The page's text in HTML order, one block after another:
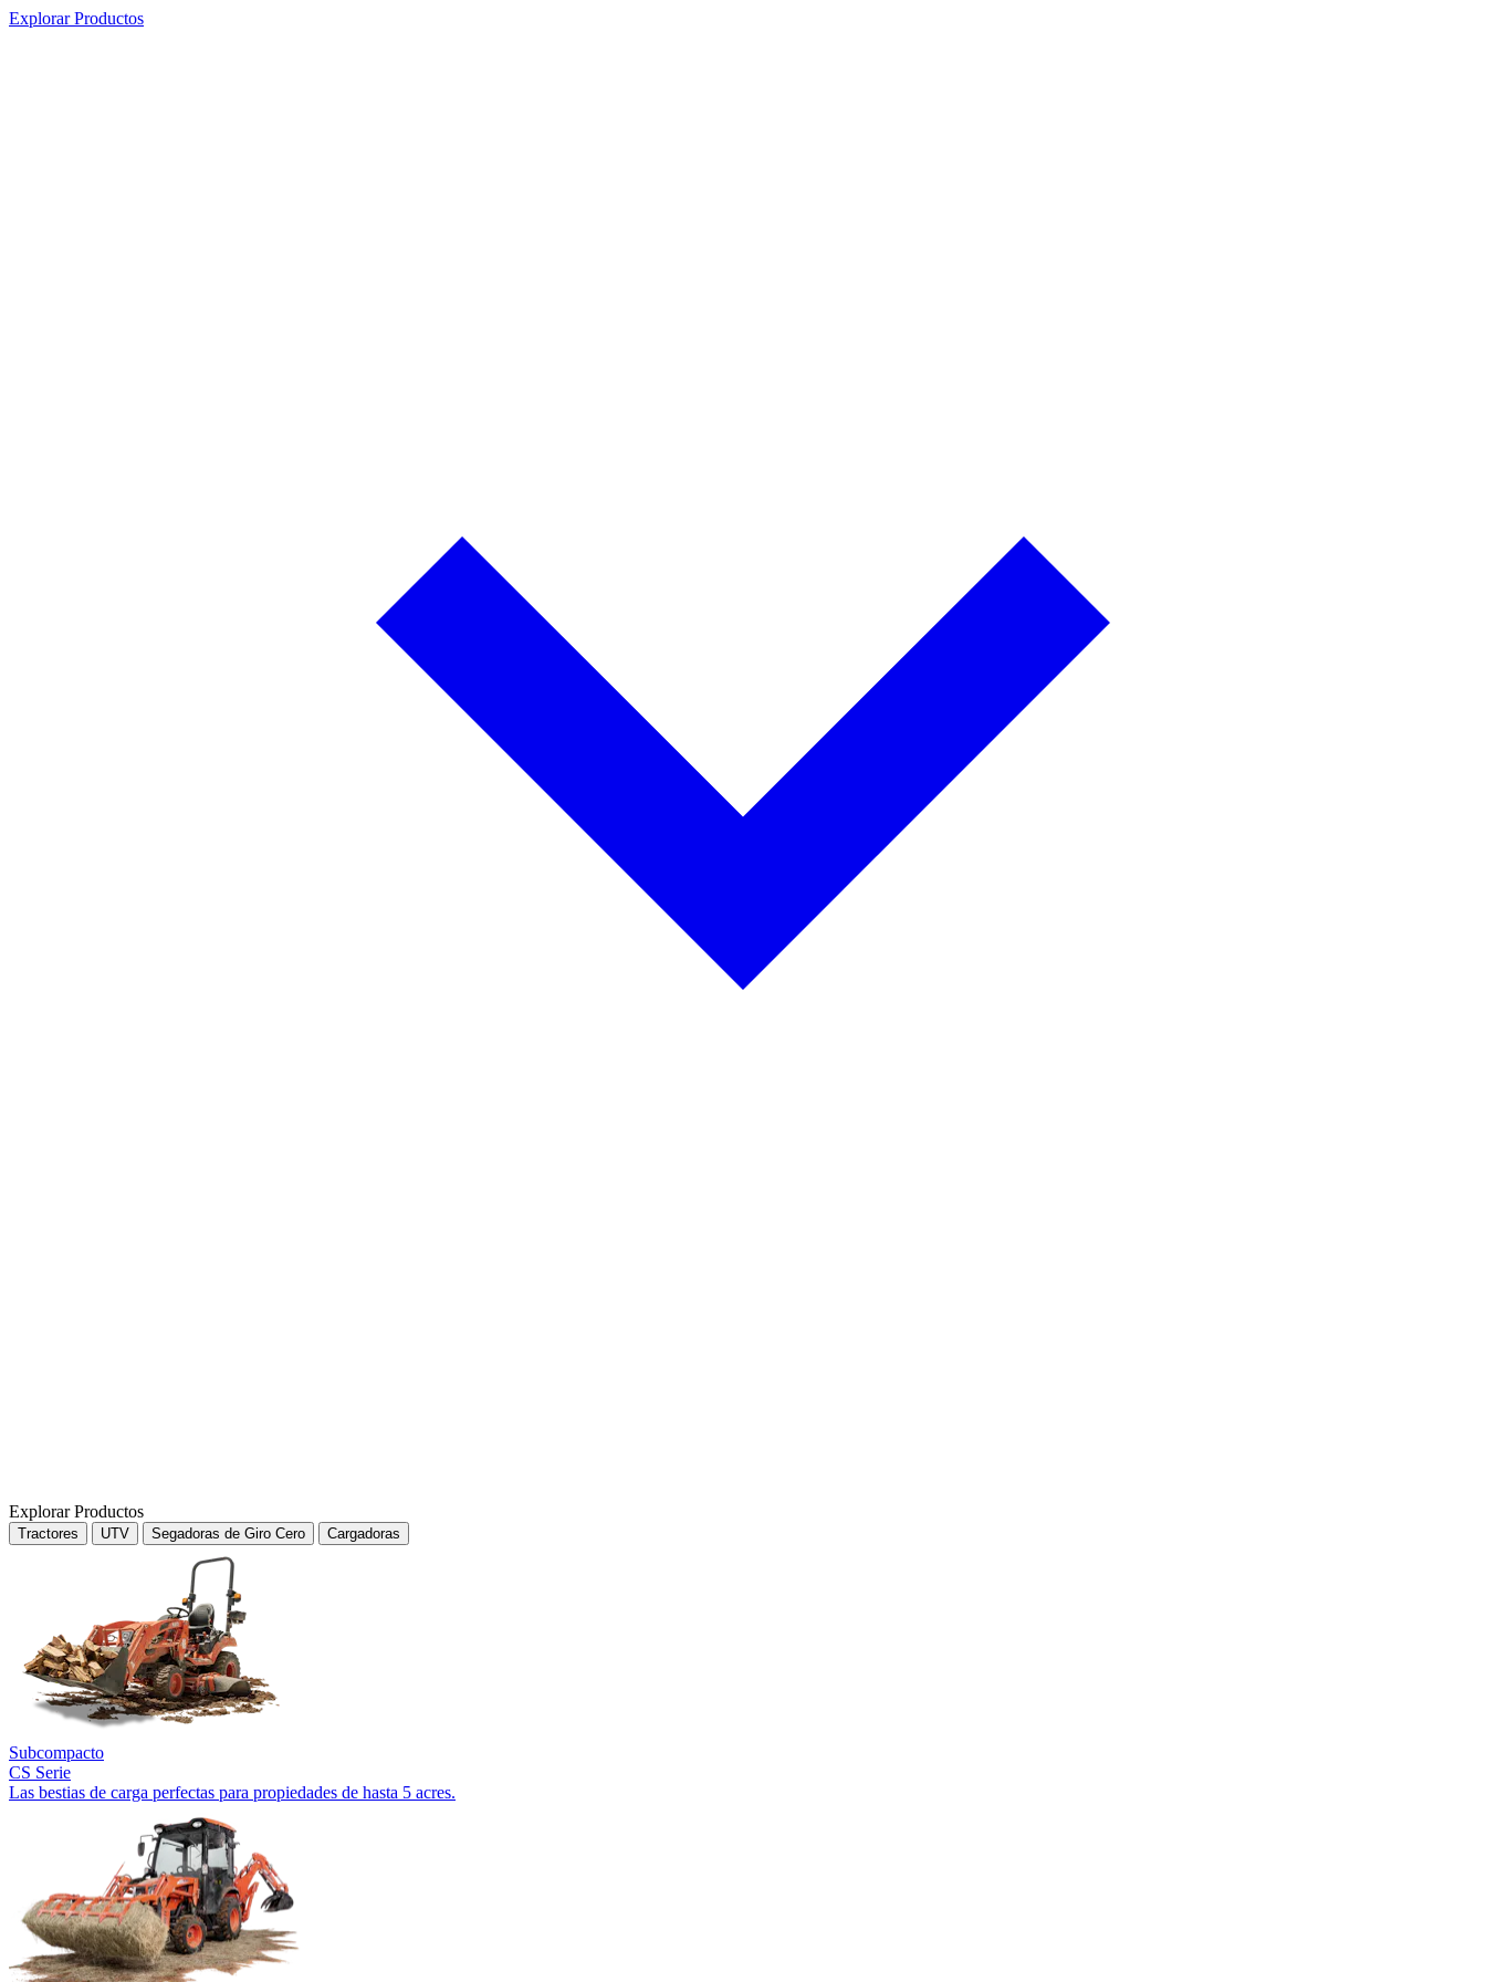
Explorar Productos
Explorar Productos
Tractores UTV Segadoras de Giro Cero Cargadoras
Subcompacto
CS Serie
Las bestias de carga perfectas para propiedades de hasta 5 acres.